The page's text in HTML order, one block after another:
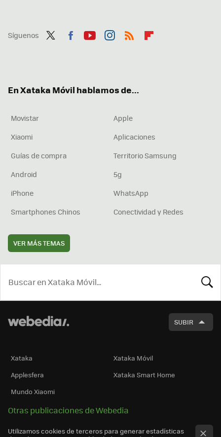
Síguenos
En Xataka Móvil hablamos de...
Movistar
Apple
Xiaomi
Aplicaciones
Guías de compra
Territorio Samsung
Android
5g
iPhone
WhatsApp
Smartphones Chinos
Conectividad y Redes
VER MÁS TEMAS
SUBIR
Xataka
Xataka Móvil
Applesfera
Xataka Smart Home
Mundo Xiaomi
Otras publicaciones de Webedia
Utilizamos cookies de terceros para generar estadísticas